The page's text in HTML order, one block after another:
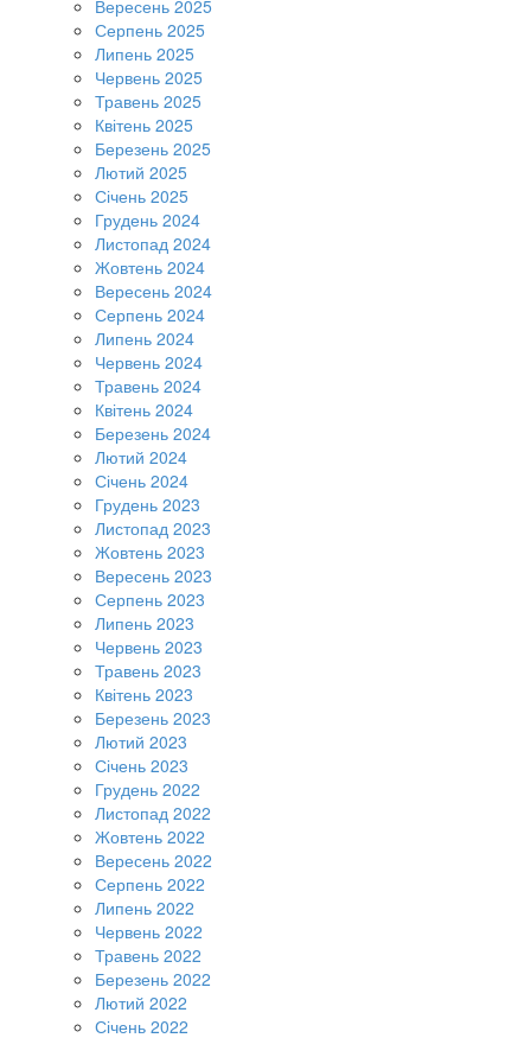
Вересень 2025
Серпень 2025
Липень 2025
Червень 2025
Травень 2025
Квітень 2025
Березень 2025
Лютий 2025
Січень 2025
Грудень 2024
Листопад 2024
Жовтень 2024
Вересень 2024
Серпень 2024
Липень 2024
Червень 2024
Травень 2024
Квітень 2024
Березень 2024
Лютий 2024
Січень 2024
Грудень 2023
Листопад 2023
Жовтень 2023
Вересень 2023
Серпень 2023
Липень 2023
Червень 2023
Травень 2023
Квітень 2023
Березень 2023
Лютий 2023
Січень 2023
Грудень 2022
Листопад 2022
Жовтень 2022
Вересень 2022
Серпень 2022
Липень 2022
Червень 2022
Травень 2022
Березень 2022
Лютий 2022
Січень 2022